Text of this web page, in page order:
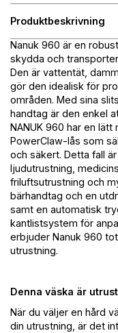
Produktbeskrivning
Nanuk 960 är en
skydda och
Den är vattentät,
gör den idealisk för
områden. Med sina
handtag är den enkel
NANUK 960 har en
PowerClaw-lås som
och säkert. Detta fall
ljudutrustning,
friluftsutrustning och
bärhandtag och en
samt en automatisk
kantlistsystem för
erbjuder Nanuk 960
utrustning.
Denna väska är
När du väljer en hård
din utrustning, är det